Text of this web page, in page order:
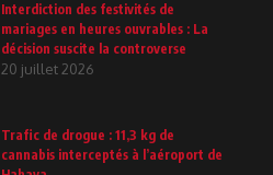
Interdiction des festivités de
mariages en heures ouvrables : La
décision suscite la controverse
20 juillet 2026
Trafic de drogue : 11,3 kg de
cannabis interceptés à l’aéroport de